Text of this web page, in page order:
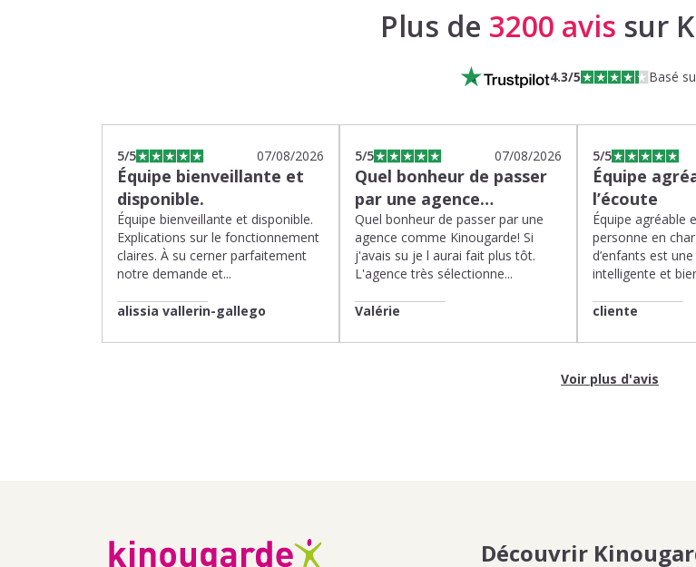
Plus de 3200 avis sur
4.3/5 Basé
5/5 07/08/2026
Équipe bienveillante et
disponible.
Équipe bienveillante et disponible.
Explications sur le fonctionnement
claires. À su cerner parfaitement
notre demande et...
alissia vallerin-gallego
5/5 07/08/2026
Quel bonheur de passer
par une agence…
Quel bonheur de passer par une
agence comme Kinougarde! Si
j'avais su je l aurai fait plus tôt.
L'agence très sélectionne...
Valérie
5/5
Équipe
l’écoute
Équipe agréable
personne en
d’enfants est
intelligente et
cliente
Voir plus d'avis
Découvrir